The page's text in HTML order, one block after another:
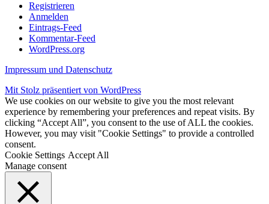
Registrieren
Anmelden
Eintrags-Feed
Kommentar-Feed
WordPress.org
Impressum und Datenschutz
Mit Stolz präsentiert von WordPress
We use cookies on our website to give you the most relevant
experience by remembering your preferences and repeat visits. By
clicking “Accept All”, you consent to the use of ALL the cookies.
However, you may visit "Cookie Settings" to provide a controlled
consent.
Cookie Settings Accept All
Manage consent